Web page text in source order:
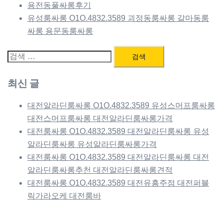
용전동풀싸롱후기
유성룸싸롱 O1O.4832.3589 괴정동룸싸롱 갈마동룸
싸롱 용문동룸싸롱
검
최신 글
대전알라딘룸싸롱 O1O.4832.3589 유성스머프룸싸롱
대전스머프룸싸롱 대전알라딘룸싸롱가격
대전룸싸롱 O1O.4832.3589 대전알라딘룸싸롱 유성
알라딘룸싸롱 유성알라딘룸싸롱가격
대전룸싸롱 O1O.4832.3589 대전알라딘룸싸롱 대전
알라딘룸싸롱추천 대전알라딘룸싸롱견적
대전룸싸롱 O1O.4832.3589 대전유흥주점 대전퍼블
릭가라오케 대전룸바